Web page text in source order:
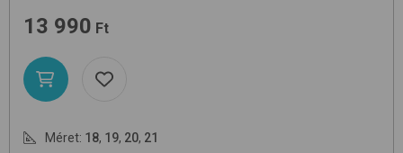
13 990 Ft
Méret: 18, 19, 20, 21